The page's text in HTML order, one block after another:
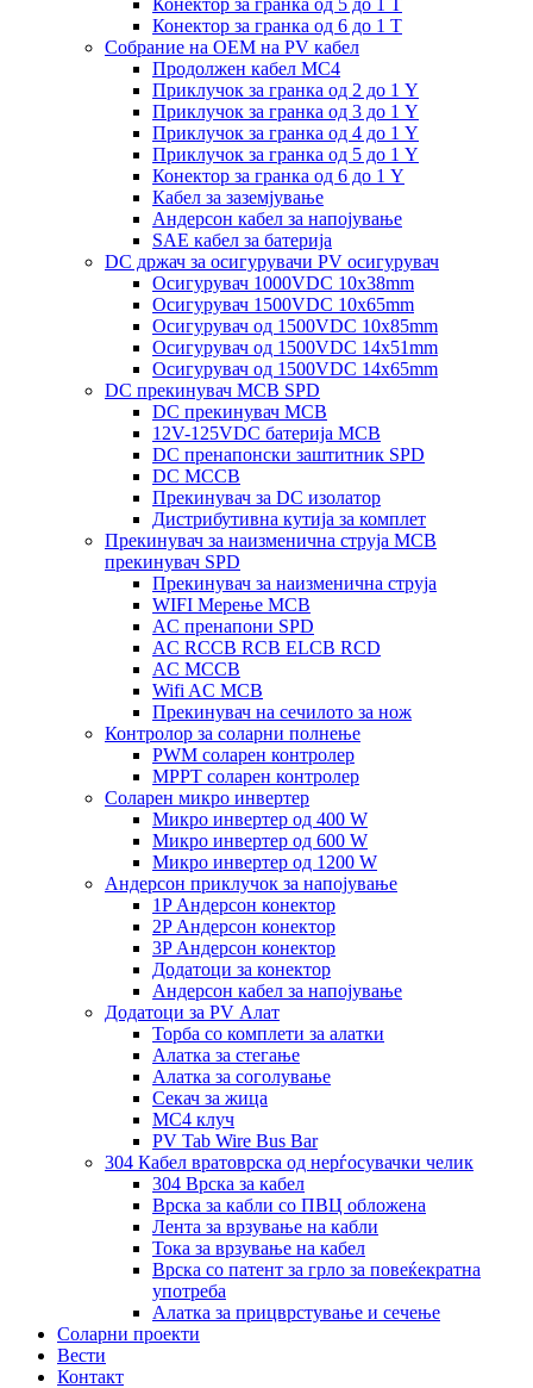
Конектор за гранка од 5 до 1 Т
Конектор за гранка од 6 до 1 Т
Собрание на ОЕМ на PV кабел
Продолжен кабел MC4
Приклучок за гранка од 2 до 1 Y
Приклучок за гранка од 3 до 1 Y
Приклучок за гранка од 4 до 1 Y
Приклучок за гранка од 5 до 1 Y
Конектор за гранка од 6 до 1 Y
Кабел за заземјување
Андерсон кабел за напојување
SAE кабел за батерија
DC држач за осигурувачи PV осигурувач
Осигурувач 1000VDC 10x38mm
Осигурувач 1500VDC 10x65mm
Осигурувач од 1500VDC 10x85mm
Осигурувач од 1500VDC 14x51mm
Осигурувач од 1500VDC 14x65mm
DC прекинувач MCB SPD
DC прекинувач MCB
12V-125VDC батерија MCB
DC пренапонски заштитник SPD
DC MCCB
Прекинувач за DC изолатор
Дистрибутивна кутија за комплет
Прекинувач за наизменична струја MCB
прекинувач SPD
Прекинувач за наизменична струја
WIFI Мерење MCB
AC пренапони SPD
AC RCCB RCB ELCB RCD
AC MCCB
Wifi AC MCB
Прекинувач на сечилото за нож
Контролор за соларни полнење
PWM соларен контролер
MPPT соларен контролер
Соларен микро инвертер
Микро инвертер од 400 W
Микро инвертер од 600 W
Микро инвертер од 1200 W
Андерсон приклучок за напојување
1P Андерсон конектор
2P Андерсон конектор
3P Андерсон конектор
Додатоци за конектор
Андерсон кабел за напојување
Додатоци за PV Алат
Торба со комплети за алатки
Алатка за стегање
Алатка за соголување
Секач за жица
MC4 клуч
PV Tab Wire Bus Bar
304 Кабел вратоврска од нерѓосувачки челик
304 Врска за кабел
Врска за кабли со ПВЦ обложена
Лента за врзување на кабли
Тока за врзување на кабел
Врска со патент за грло за повеќекратна
употреба
Алатка за прицврстување и сечење
Соларни проекти
Вести
Контакт